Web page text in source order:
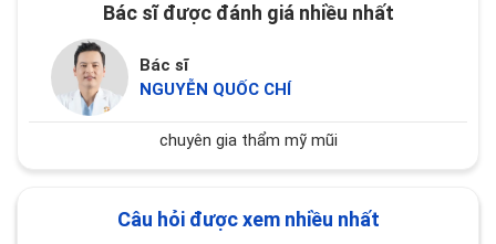
Bác sĩ được đánh giá nhiều nhất
Bác sĩ
NGUYỄN QUỐC CHÍ
chuyên gia thẩm mỹ mũi
Câu hỏi được xem nhiều nhất